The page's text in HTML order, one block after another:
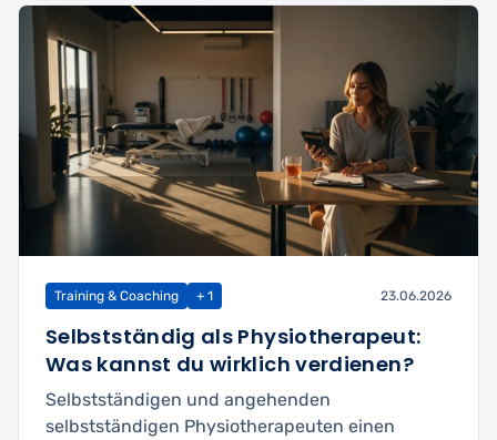
Training & Coaching + 1 23.06.2026
Selbstständig als Physiotherapeut:
Was kannst du wirklich verdienen?
Selbstständigen und angehenden
selbstständigen Physiotherapeuten einen